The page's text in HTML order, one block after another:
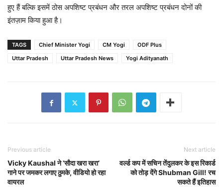
हुए हैं बल्कि इसमें ठोस अपशिष्ट प्रबंधन और तरल अपशिष्ट प्रबंधन दोनों की
इंतज़ाम किया हुआ है।
TAGS Chief Minister Yogi CM Yogi
ODF Plus
Uttar Pradesh
Uttar Pradesh News Yogi Adityanath
Previous article
Vicky Kaushal ने ‘सौदा खरा खरा’
गाने पर जमकर लगाए ठुमके, वीडियो हो रहा
वायरल
Next article
वर्ल्ड कप में सचिन तेंदुलकर के इस रिकार्ड
को तोड़ देंगे Shubman Gill! रच
सकते हैं इतिहास